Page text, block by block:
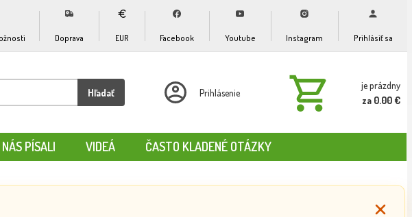
Doprava EUR Facebook Youtube Instagram Prihlásiť sa
Hľadať Prihlásenie
je prázdny
za 0.00 €
NÁS PÍSALI VIDEÁ ČASTO KLADENÉ OTÁZKY